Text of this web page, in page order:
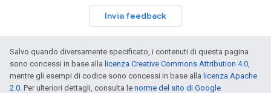
Invia feedback
Salvo quando diversamente specificato, i contenuti di questa pagina
sono concessi in base alla licenza Creative Commons Attribution 4.0,
mentre gli esempi di codice sono concessi in base alla licenza Apache
2.0. Per ulteriori dettagli, consulta le norme del sito di Google